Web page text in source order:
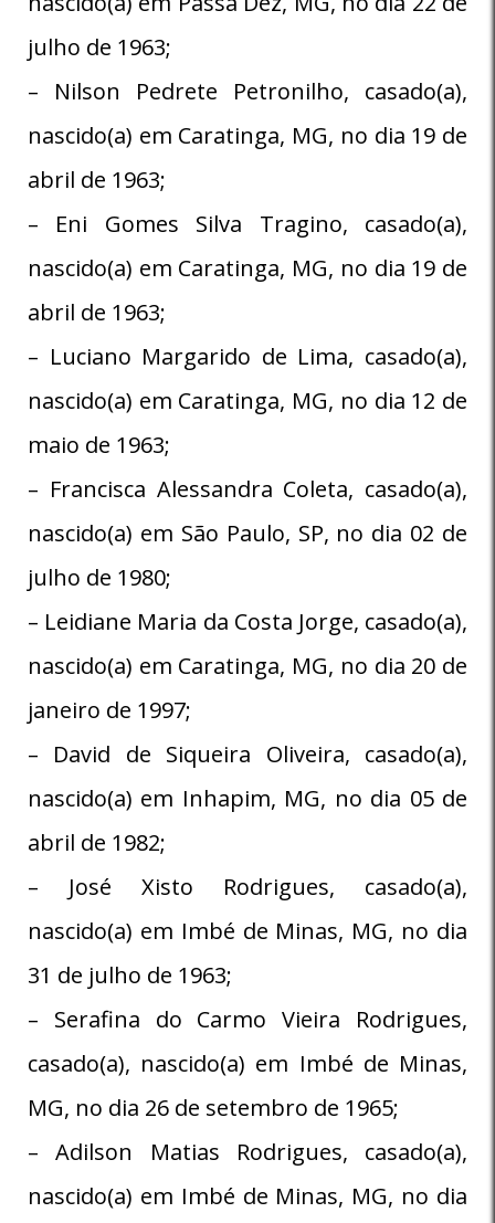
julho de 1963;
– Nilson Pedrete Petronilho, casado(a),
nascido(a) em Caratinga, MG, no dia 19 de
abril de 1963;
– Eni Gomes Silva Tragino, casado(a),
nascido(a) em Caratinga, MG, no dia 19 de
abril de 1963;
– Luciano Margarido de Lima, casado(a),
nascido(a) em Caratinga, MG, no dia 12 de
maio de 1963;
– Francisca Alessandra Coleta, casado(a),
nascido(a) em São Paulo, SP, no dia 02 de
julho de 1980;
– Leidiane Maria da Costa Jorge, casado(a),
nascido(a) em Caratinga, MG, no dia 20 de
janeiro de 1997;
– David de Siqueira Oliveira, casado(a),
nascido(a) em Inhapim, MG, no dia 05 de
abril de 1982;
– José Xisto Rodrigues, casado(a),
nascido(a) em Imbé de Minas, MG, no dia
31 de julho de 1963;
– Serafina do Carmo Vieira Rodrigues,
casado(a), nascido(a) em Imbé de Minas,
MG, no dia 26 de setembro de 1965;
– Adilson Matias Rodrigues, casado(a),
nascido(a) em Imbé de Minas, MG, no dia